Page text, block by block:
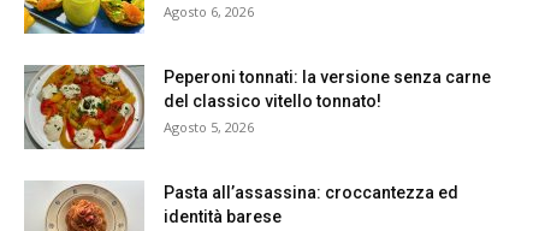
Agosto 6, 2026
Peperoni tonnati: la versione senza carne
del classico vitello tonnato!
Agosto 5, 2026
Pasta all’assassina: croccantezza ed
identità barese